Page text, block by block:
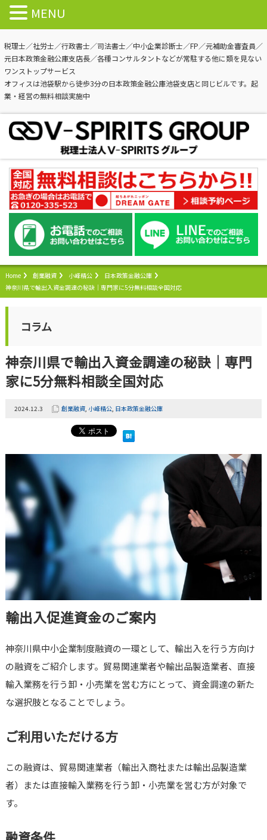
税理士／社労士／行政書士／司法書士／中小企業診断士／FP／元補助金審査員／
元日本政策金融公庫支店長／各種コンサルタントなどが常駐する他に類を見ない
ワンストップサービス
オフィスは池袋駅から徒歩3分の日本政策金融公庫池袋支店と同じビルです。起
業・経営の無料相談実施中
Home 創業融資 小峰精公
日本政策金融公庫
神奈川県で輸出入資金調達の秘訣｜専門家に5分無料相談全国対応
コラム
神奈川県で輸出入資金調達の秘訣｜専門
家に5分無料相談全国対応
2024.12.3 創業融資, 小峰精公, 日本政策金融公庫
輸出入促進資金のご案内
神奈川県中小企業制度融資の一環として、輸出入を行う方向け
の融資をご紹介します。貿易関連業者や輸出品製造業者、直接
輸入業務を行う卸・小売業を営む方にとって、資金調達の新た
な選択肢となることでしょう。
ご利用いただける方
この融資は、貿易関連業者（輸出入商社または輸出品製造業
者）または直接輸入業務を行う卸・小売業を営む方が対象で
す。
MENU